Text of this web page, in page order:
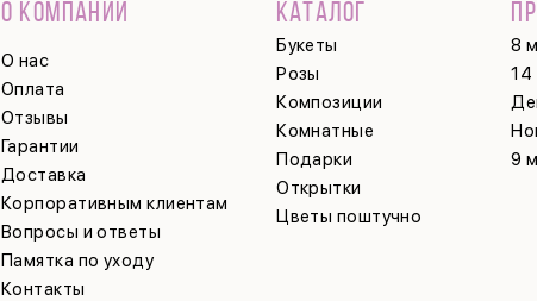
О КОМПАНИИ
О нас
Оплата
Отзывы
Гарантии
Доставка
Корпоративным клиентам
Вопросы и ответы
Памятка по уходу
Контакты
КАТАЛОГ
Букеты
Розы
Композиции
Комнатные
Подарки
Открытки
Цветы поштучно
8
14
9